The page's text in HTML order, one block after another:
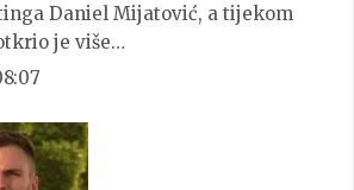
Daniel Mijatović, a tijekom
je više…